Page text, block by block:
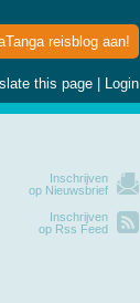
reisblog aan!
this page Login
Inschrijven
op Nieuwsbrief
Inschrijven
op Rss Feed